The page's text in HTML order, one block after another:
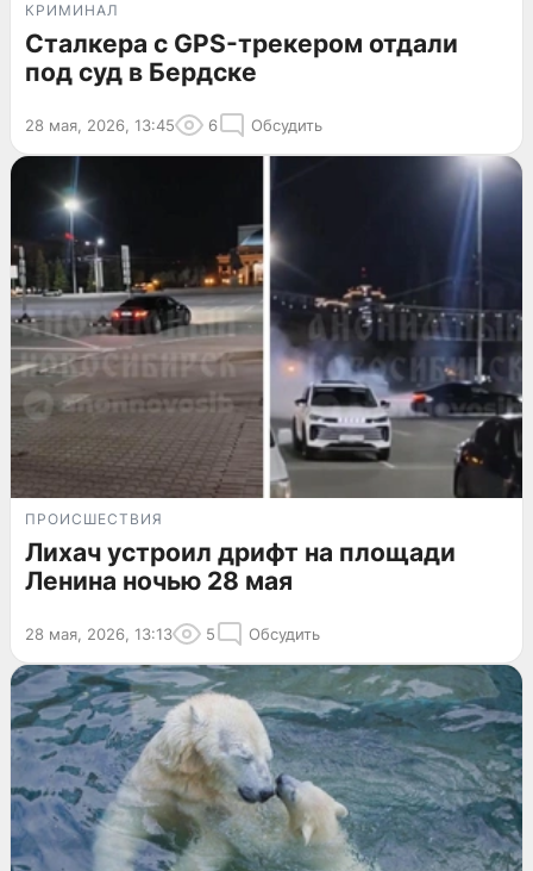
КРИМИНАЛ
Сталкера с GPS-трекером отдали
под суд в Бердске
28 мая, 2026, 13:45 6 Обсудить
ПРОИСШЕСТВИЯ
Лихач устроил дрифт на площади
Ленина ночью 28 мая
28 мая, 2026, 13:13 5 Обсудить